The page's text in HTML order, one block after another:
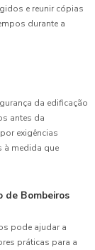
e reunir cópias
durante a
da edificação
antes da
exigências
à medida que
de Bombeiros
pode ajudar a
práticas para a